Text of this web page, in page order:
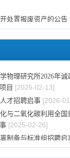
处置报废资产的公告
资产回收处置成交公
第二十二届公众科学
公开招租公告[
物理研究所2026年诚
目 [2026-02-13]
才招聘启事 [2026-
与二氧化碳利用全国
[2025-02-26]
制备与标准组招聘启